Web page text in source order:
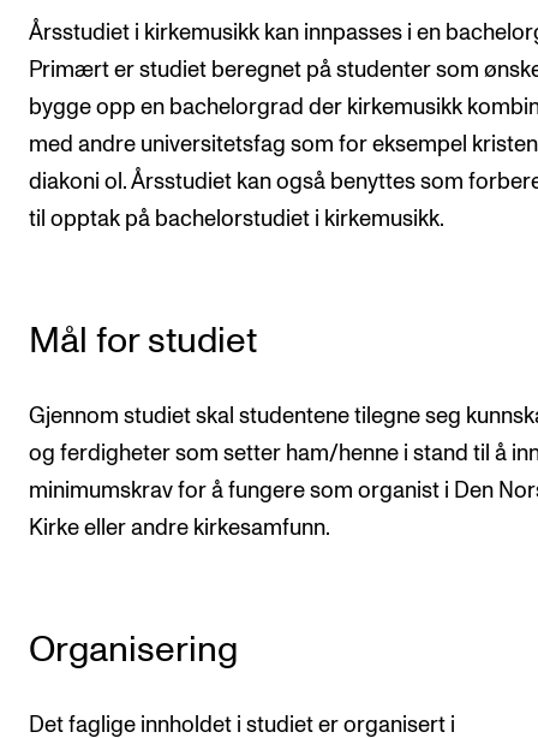
Si ifra!
Betalte spilleoppdrag
Utveksling og reiser
Velferd og helse
Arrangementer
Etter noter nyhetsbrev
KONTAKTER
Kontaktpunkt
Organisasjon
Hvem gjør hva i administrasjonen?
Årsstudiet i kirkemusikk kan innpasses i en
Primært er studiet beregnet på studenter som
bygge opp en bachelorgrad der kirkemusikk
med andre universitetsfag som for eksempel
diakoni ol. Årsstudiet kan også benyttes som
til opptak på bachelorstudiet i kirkemusikk.
Mål for studiet
Gjennom studiet skal studentene tilegne seg
og ferdigheter som setter ham/henne i stand til å
minimumskrav for å fungere som organist i Den
Kirke eller andre kirkesamfunn.
Organisering
Det faglige innholdet i studiet er organisert i